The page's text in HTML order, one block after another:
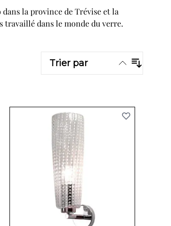
la province de Trévise et la
travaillé dans le monde du verre.
Trier par